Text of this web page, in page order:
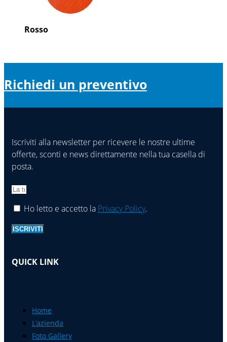
Rosso
Richiedi un preventivo
Iscriviti alla newsletter per ricevere le nostre ultime
offerte, sconti e news direttamente nella tua casella di
posta.
Ho letto e accetto la Privacy Policy.
ISCRIVITI
QUICK LINK
Home
L’azienda
Foto Gallery